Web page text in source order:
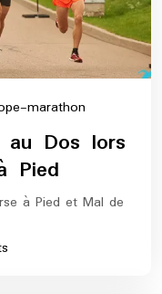
marathon
europe-
marathon
au Dos lors
Pied
à Pied et Mal de